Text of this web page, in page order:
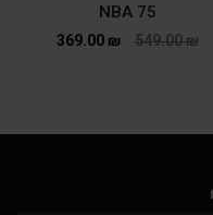
NBA 75
549.00₪
369.00 ₪